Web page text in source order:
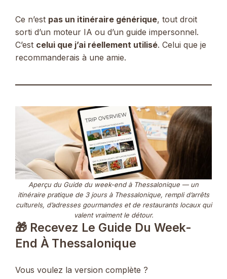
Ce n’est pas un itinéraire générique, tout droit
sorti d’un moteur IA ou d’un guide impersonnel.
C’est celui que j’ai réellement utilisé. Celui que je
recommanderais à une amie.
Aperçu du Guide du week-end à Thessalonique — un
itinéraire pratique de 3 jours à Thessalonique, rempli d’arrêts
culturels, d’adresses gourmandes et de restaurants locaux qui
valent vraiment le détour.
🎁 Recevez Le Guide Du Week-
End À Thessalonique
Vous voulez la version complète ?